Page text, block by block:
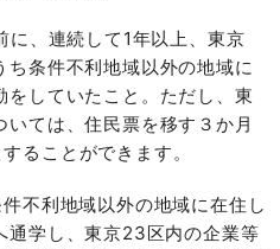
に、連続して1年以上、東京
条件不利地域以外の地域に
していたこと。ただし、東
ては、住民票を移す３か月
ることができます。
不利地域以外の地域に在住し
学し、東京23区内の企業等